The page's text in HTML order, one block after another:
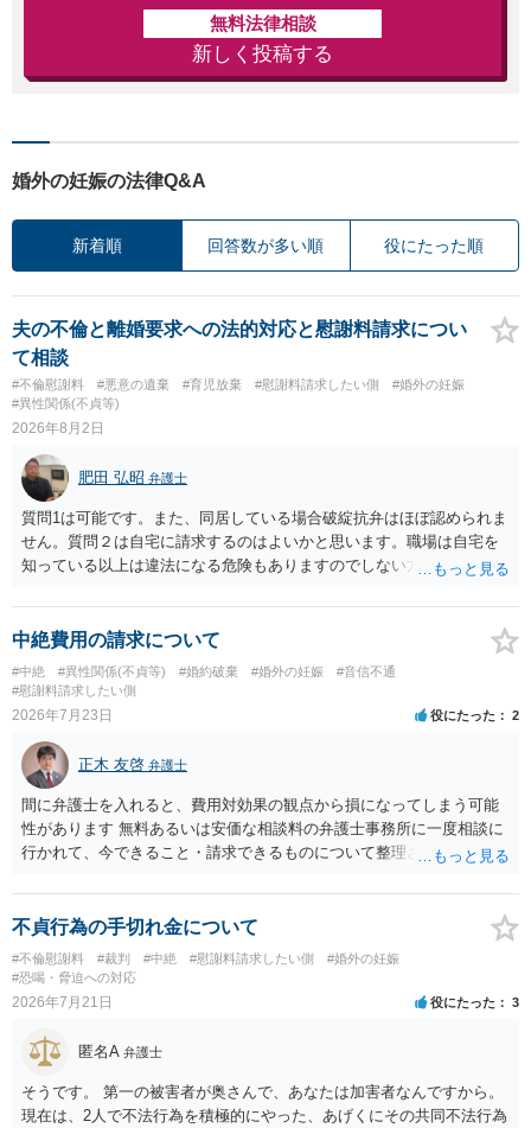
無料法律相談
新しく投稿する
婚外の妊娠の法律Q&A
新着順 回答数が多い順 役にたった順
夫の不倫と離婚要求への法的対応と慰謝料請求につい
て相談
#不倫慰謝料 #悪意の遺棄 #育児放棄 #慰謝料請求したい側
#婚外の妊娠
#異性関係(不貞等)
2026年8月2日
肥田 弘昭 弁護士
質問1は可能です。また、同居している場合破綻抗弁はほぼ認められま
せん。質問２は自宅に請求するのはよいかと思います。職場は自宅を
知っている以上は違法になる危険もありますのでしない方が良いで
かと思います。有責配偶者ですので相手方からの離婚は拒否しても仮
に訴訟されても法的に成立しません。質問５は認知すると養育費支払
い、相続権が発生します。合意があれば法的に可能ですが法律で強制
することはできません。質問６は可能です。質問７は不貞行為の写真
データ（ハメ撮り）、第三者撮影の腕組み写真、夫の自白録音まであ
中絶費用の請求について
#中絶 #異性関係(不貞等) #婚約破棄 #婚外の妊娠
#音信不通
#慰謝料請求したい側
2026年7月23日 役にたった 2
正木 友啓 弁護士
間に弁護士を入れると、費用対効果の観点から損になってしまう可能
性があります 無料あるいは安価な相談料の弁護士事務所に一度相談に
行かれて、今できること・請求できるものについて整理されるのがよ
不貞行為の手切れ金について
#不倫慰謝料 #裁判 #中絶 #慰謝料請求したい側
#婚外の妊娠
#恐喝・脅迫への対応
2026年7月21日 役にたった 3
匿名A 弁護士
そうです。 第一の被害者が奥さんで、あなたは加害者なんですから。
現在は、2人で不法行為を積極的にやった、あげくにその共同不法行為